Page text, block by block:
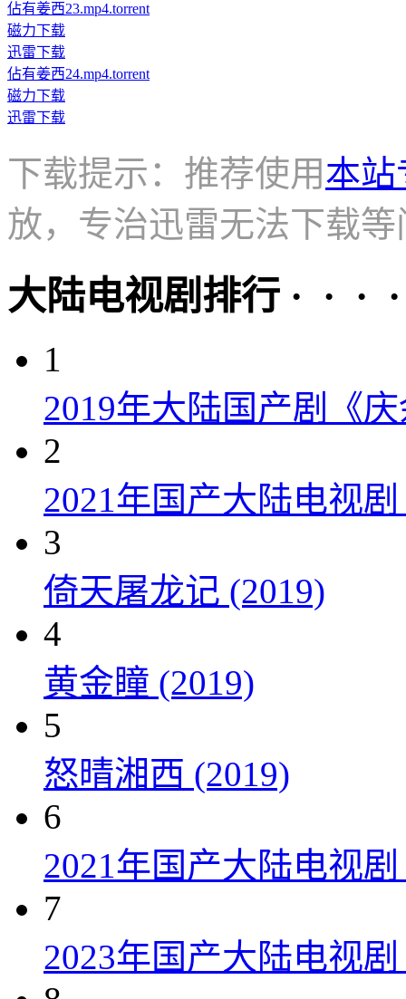
佔有姜西23.mp4.torrent
磁力下载
迅雷下载
佔有姜西24.mp4.torrent
磁力下载
迅雷下载
下载提示：推荐使用本站
放，专治迅雷无法下载等
大陆电视剧排行 · · ·
1
2019年大陆国产剧《
2
2021年国产大陆电视
3
倚天屠龙记 (2019)
4
黄金瞳 (2019)
5
怒晴湘西 (2019)
6
2021年国产大陆电视
7
2023年国产大陆电视